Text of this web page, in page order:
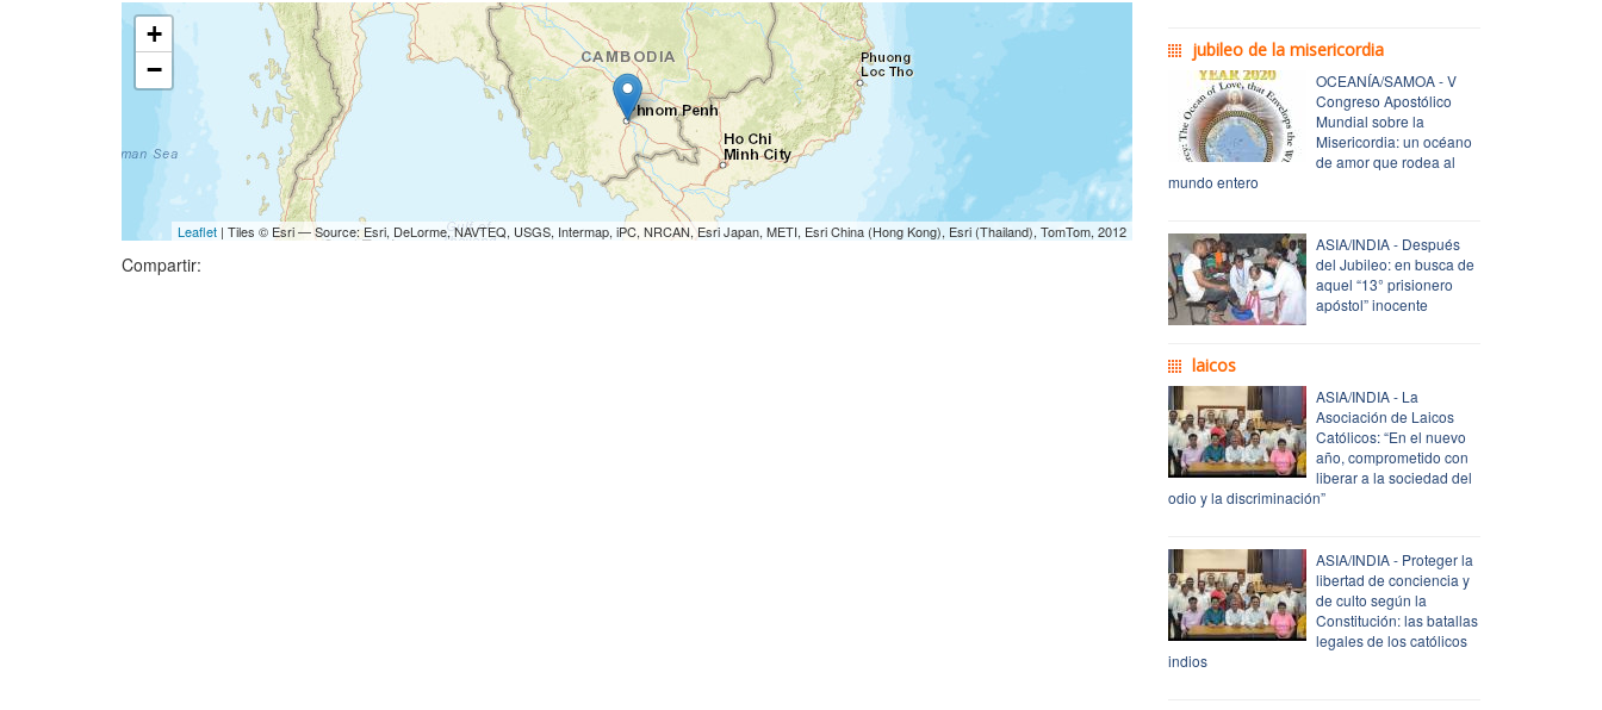
+
−
Leaflet| Tiles © Esri — Source: Esri, DeLorme, NAVTEQ, USGS, Intermap, iPC, NRCAN, Esri Japan, METI, Esri China (Hong Kong), Esri (Thailand), TomTom, 2012
Compartir:
jubileo de la misericordia
OCEANÍA/SAMOA - V
Congreso Apostólico
Mundial sobre la
Misericordia: un océano
de amor que rodea al
mundo entero
ASIA/INDIA - Después
del Jubileo: en busca de
aquel “13° prisionero
apóstol” inocente
laicos
ASIA/INDIA - La
Asociación de Laicos
Católicos: “En el nuevo
año, comprometido con
liberar a la sociedad del
odio y la discriminación”
ASIA/INDIA - Proteger la
libertad de conciencia y
de culto según la
Constitución: las batallas
legales de los católicos
indios